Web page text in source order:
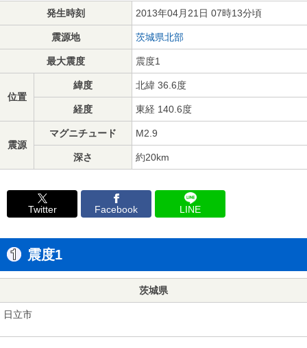
発生時刻 2013年04月21日 07時13分頃
震源地 茨城県北部
最大震度 震度1
位置
緯度 北緯 36.6度
経度 東経 140.6度
震源
マグニチュード M2.9
深さ 約20km
Twitter Facebook LINE
震度1
茨城県
日立市